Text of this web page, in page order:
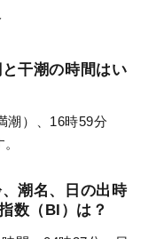
干潮の時間はい
潮）、16時59分
潮名、日の出時
数（BI）は？